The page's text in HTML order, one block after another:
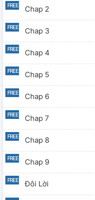
Chap 2
Chap 3
Chap 4
Chap 5
Chap 6
Chap 7
Chap 8
Chap 9
Đôi Lời